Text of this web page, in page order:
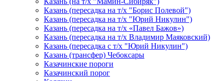
Казань (пересадка на т/х "Борис Полевой")
Казань (пересадка на т/х "Юрий Никулин")
Казань (пересадка на т/х «Павел Бажов»)
Казань (пересадка на т/х Владимир Маяковский)
Казань (пересадка с т/х "Юрий Никулин")
Казань (трансфер) Чебоксары
Казачинские пороги
Казачинский порог